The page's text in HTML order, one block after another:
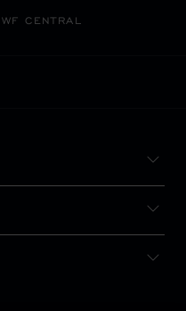
CENTRAL
PAESE)